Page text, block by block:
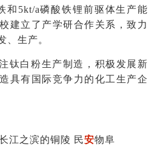
和5kt/a磷酸铁锂前驱体生产能
建立了产学研合作关系，致力
、生产。
白粉生产制造，积极发展新
具有国际竞争力的化工生产企
江之滨的铜陵 民安物阜